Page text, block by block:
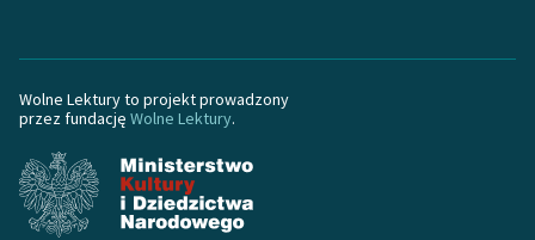
O nas
Kontakt
O projekcie
Zespół
Wolne Lektury to projekt prowadzony
przez fundację Wolne Lektury.